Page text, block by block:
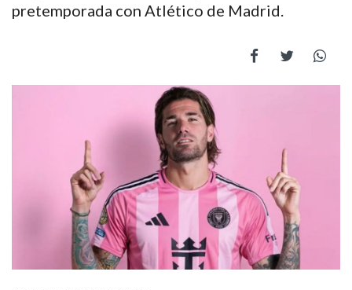
pretemporada con Atlético de Madrid.